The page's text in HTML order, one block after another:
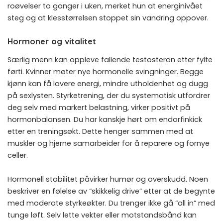
roøvelser to ganger i uken, merket hun at energinivået
steg og at klesstørrelsen stoppet sin vandring oppover.
Hormoner og vitalitet
Særlig menn kan oppleve fallende testosteron etter fylte
førti. Kvinner møter nye hormonelle svingninger. Begge
kjønn kan få lavere energi, mindre utholdenhet og dugg
på sexlysten. Styrketrening, der du systematisk utfordrer
deg selv med markert belastning, virker positivt på
hormonbalansen. Du har kanskje hørt om endorfinkick
etter en treningsøkt. Dette henger sammen med at
muskler og hjerne samarbeider for å reparere og fornye
celler.
Hormonell stabilitet påvirker humør og overskudd. Noen
beskriver en følelse av “skikkelig drive” etter at de begynte
med moderate styrkeøkter. Du trenger ikke gå “all in” med
tunge løft. Selv lette vekter eller motstandsbånd kan